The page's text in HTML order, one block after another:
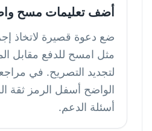
أضف تعليمات مسح
ضع دعوة قصيرة لاتخاذ
مثل امسح للدفع مقابل
لتجديد التصريح. في
الواضح أسفل الرمز ثقة
أسئلة الدعم.